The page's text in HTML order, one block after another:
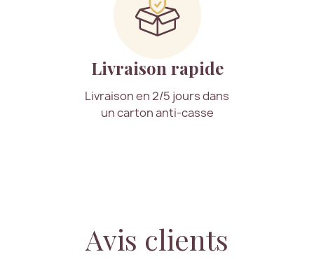
Livraison rapide
Livraison en 2/5 jours dans
un carton anti-casse
Avis clients